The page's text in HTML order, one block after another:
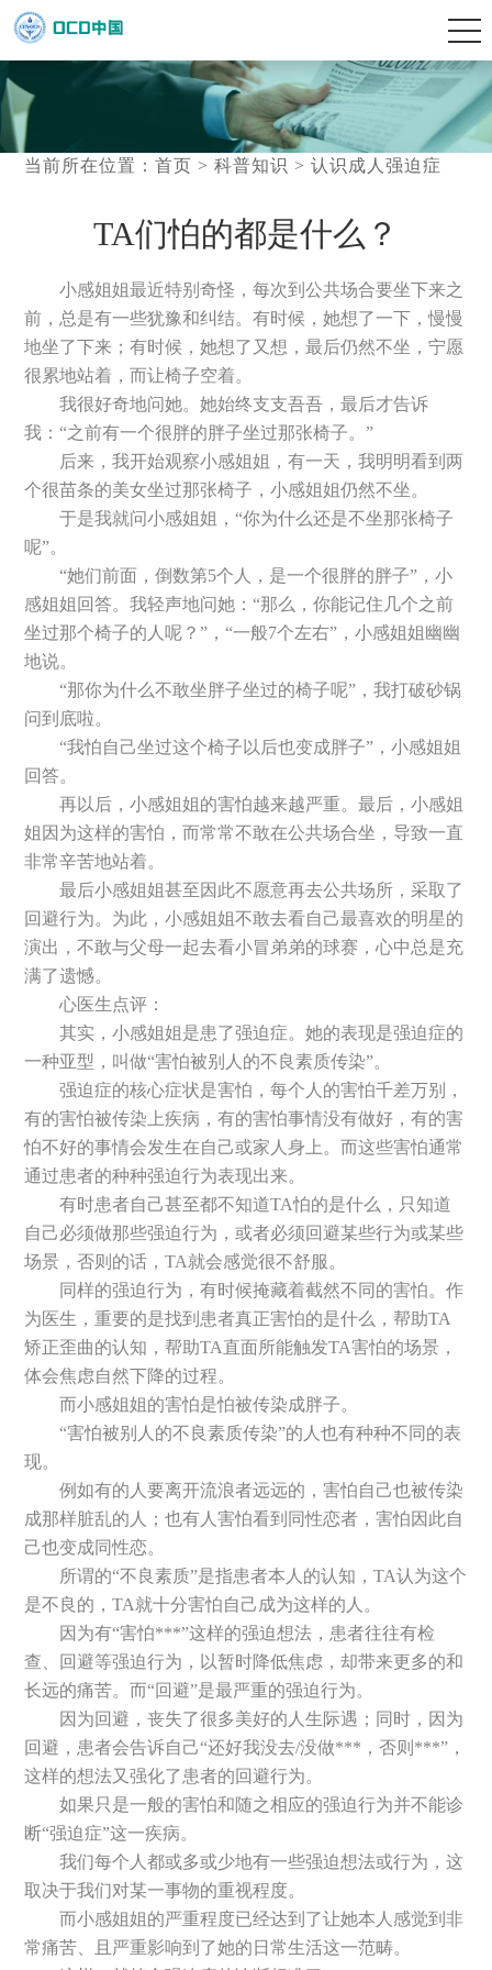
当前所在位置：首页 >科普知识 >认识成人强迫症
TA们怕的都是什么？
小感姐姐最近特别奇怪，每次到公共场合要坐下来之
前，总是有一些犹豫和纠结。有时候，她想了一下，慢慢
地坐了下来；有时候，她想了又想，最后仍然不坐，宁愿
很累地站着，而让椅子空着。
我很好奇地问她。她始终支支吾吾，最后才告诉
我：“之前有一个很胖的胖子坐过那张椅子。”
后来，我开始观察小感姐姐，有一天，我明明看到两
个很苗条的美女坐过那张椅子，小感姐姐仍然不坐。
于是我就问小感姐姐，“你为什么还是不坐那张椅子
呢”。
“她们前面，倒数第5个人，是一个很胖的胖子”，小
感姐姐回答。我轻声地问她：“那么，你能记住几个之前
坐过那个椅子的人呢？”，“一般7个左右”，小感姐姐幽幽
地说。
“那你为什么不敢坐胖子坐过的椅子呢”，我打破砂锅
问到底啦。
“我怕自己坐过这个椅子以后也变成胖子”，小感姐姐
回答。
再以后，小感姐姐的害怕越来越严重。最后，小感姐
姐因为这样的害怕，而常常不敢在公共场合坐，导致一直
非常辛苦地站着。
最后小感姐姐甚至因此不愿意再去公共场所，采取了
回避行为。为此，小感姐姐不敢去看自己最喜欢的明星的
演出，不敢与父母一起去看小冒弟弟的球赛，心中总是充
满了遗憾。
心医生点评：
其实，小感姐姐是患了强迫症。她的表现是强迫症的
一种亚型，叫做“害怕被别人的不良素质传染”。
强迫症的核心症状是害怕，每个人的害怕千差万别，
有的害怕被传染上疾病，有的害怕事情没有做好，有的害
怕不好的事情会发生在自己或家人身上。而这些害怕通常
通过患者的种种强迫行为表现出来。
有时患者自己甚至都不知道TA怕的是什么，只知道
自己必须做那些强迫行为，或者必须回避某些行为或某些
场景，否则的话，TA就会感觉很不舒服。
同样的强迫行为，有时候掩藏着截然不同的害怕。作
为医生，重要的是找到患者真正害怕的是什么，帮助TA
矫正歪曲的认知，帮助TA直面所能触发TA害怕的场景，
体会焦虑自然下降的过程。
而小感姐姐的害怕是怕被传染成胖子。
“害怕被别人的不良素质传染”的人也有种种不同的表
现。
例如有的人要离开流浪者远远的，害怕自己也被传染
成那样脏乱的人；也有人害怕看到同性恋者，害怕因此自
己也变成同性恋。
所谓的“不良素质”是指患者本人的认知，TA认为这个
是不良的，TA就十分害怕自己成为这样的人。
因为有“害怕***”这样的强迫想法，患者往往有检
查、回避等强迫行为，以暂时降低焦虑，却带来更多的和
长远的痛苦。而“回避”是最严重的强迫行为。
因为回避，丧失了很多美好的人生际遇；同时，因为
回避，患者会告诉自己“还好我没去/没做***，否则***”，
这样的想法又强化了患者的回避行为。
如果只是一般的害怕和随之相应的强迫行为并不能诊
断“强迫症”这一疾病。
我们每个人都或多或少地有一些强迫想法或行为，这
取决于我们对某一事物的重视程度。
而小感姐姐的严重程度已经达到了让她本人感觉到非
常痛苦、且严重影响到了她的日常生活这一范畴。